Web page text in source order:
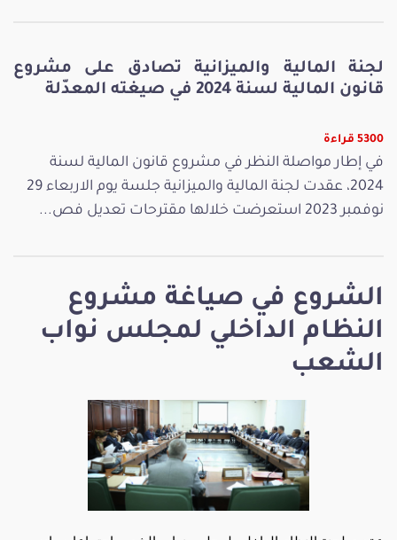
الشروع في صياغة مشروع
النظام الداخلي لمجلس نواب
الشعب
لجنة المالية والميزانية تصادق على مشروع
قانون المالية لسنة 2024 في صيغته المعدّلة
5300 قراءة
في إطار مواصلة النظر في مشروع قانون المالية لسنة
2024، عقدت لجنة المالية والميزانية جلسة يوم الاربعاء 29
نوفمبر 2023 استعرضت خلالها مقترحات تعديل فص...